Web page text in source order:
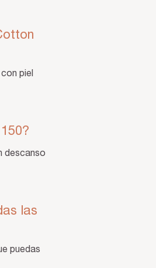
piel
descanso
las
puedas